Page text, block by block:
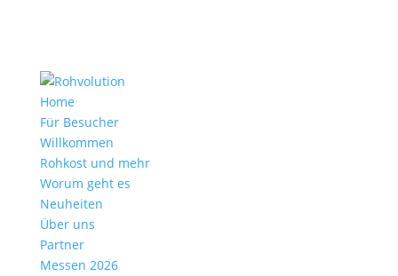
Home
Für Besucher
Willkommen
Rohkost und mehr
Worum geht es
Neuheiten
Über uns
Partner
Messen 2026